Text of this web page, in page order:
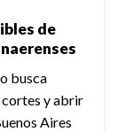
de
busca
y abrir
Aires